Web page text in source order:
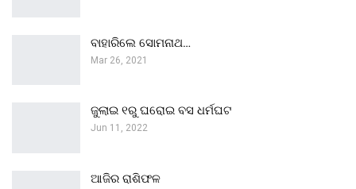
ବାହାରିଲେ ସୋମନାଥ…
Mar 26, 2021
ଜୁଲାଇ ୧ରୁ ଘରୋଇ ବସ ଧର୍ମଘଟ
Jun 11, 2022
ଆଜିର ରାଶିଫଳ